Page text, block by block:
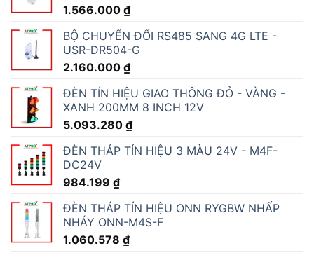
1.566.000 ₫
BỘ CHUYỂN ĐỔI RS485 SANG 4G LTE -
USR-DR504-G
2.160.000 ₫
ĐÈN TÍN HIỆU GIAO THÔNG ĐỎ - VÀNG -
XANH 200MM 8 INCH 12V
5.093.280 ₫
ĐÈN THÁP TÍN HIỆU 3 MÀU 24V - M4F-
DC24V
984.199 ₫
ĐÈN THÁP TÍN HIỆU ONN RYGBW NHẤP
NHÁY ONN-M4S-F
1.060.578 ₫